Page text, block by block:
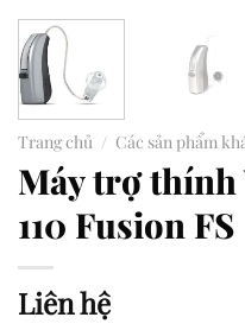
Trang chủ / Các sản phẩm
Máy trợ thính
110 Fusion FS
Liên hệ